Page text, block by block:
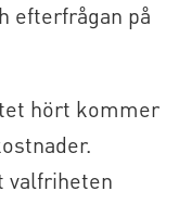
efterfrågan på
hört kommer
valfriheten